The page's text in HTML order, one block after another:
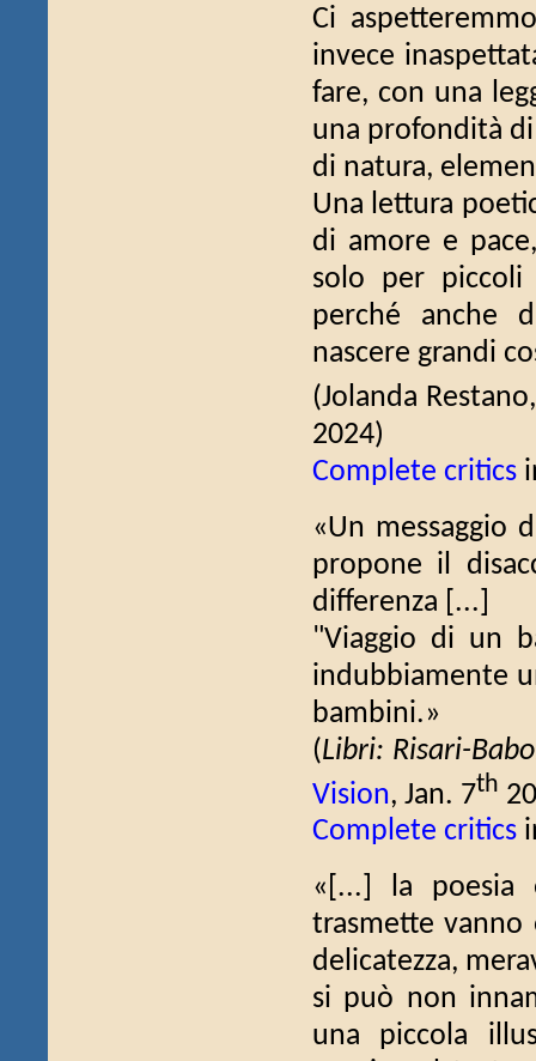
Ci
invece
fare, con una
una profondità
di natura,
Una lettura
di amore e
solo per
perché anche
nascere grandi
(Jolanda
2024)
Complete critics
«Un messaggio
propone il
differenza [...]
"Viaggio di un
indubbiamente
bambini.»
(Libri: Risari-
Vision, Jan. 7th
Complete critics
«[...] la poesia
trasmette vanno
delicatezza,
si può non
una piccola